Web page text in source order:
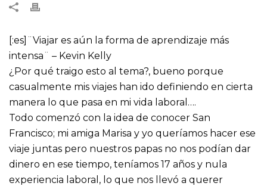
[:es]¨Viajar es aún la forma de aprendizaje más
intensa¨ – Kevin Kelly
¿Por qué traigo esto al tema?, bueno porque
casualmente mis viajes han ido definiendo en cierta
manera lo que pasa en mi vida laboral….
Todo comenzó con la idea de conocer San
Francisco; mi amiga Marisa y yo queríamos hacer ese
viaje juntas pero nuestros papas no nos podían dar
dinero en ese tiempo, teníamos 17 años y nula
experiencia laboral, lo que nos llevó a querer